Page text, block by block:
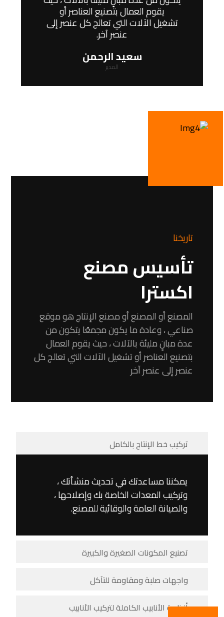
يقوم العمال بتصنيع العناصر أو
تشغيل الآلات التي تعالج كل عنصر إلى
عنصر آخر.
سعید الرحمن
المدیر
تاريخنا
تأسيس مصنع
اكسترا
المصنع أو المصنع أو مصنع الإنتاج هو موقع
صناعي ، وعادة ما يكون مجمعًا يتكون من
عدة مبانٍ مليئة بالآلات ، حيث يقوم العمال
بتصنيع العناصر أو تشغيل الآلات التي تعالج كل
عنصر إلى عنصر آخر
تركيب خط الإنتاج بالكامل
يمكننا مساعدتك في تحديث منشأتك ،
وتركيب المعدات الخاصة بك وإصلاحها ،
والصيانة العامة والوقائية للمصنع.
تصنيع المكونات الصغيرة والكبيرة
واجهات صلبة ومقاومة للتآكل
أنظمة الأنابيب الكاملة لتركيب الأنابيب